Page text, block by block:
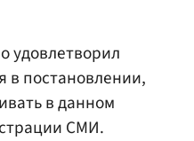
удовлетворил
в постановлении,
в данном
СМИ.